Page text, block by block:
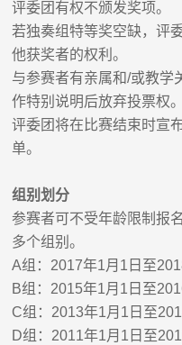
评委团有权不颁发奖项。
若独奏组特等奖空缺，评
他获奖者的权利。
与参赛者有亲属和/或教学
作特别说明后放弃投票权。
评委团将在比赛结束时宣
单。
组别划分
参赛者可不受年龄限制报
多个组别。
A组： 2017年1月 1 日至
B组： 2015年1月 1 日至
C组： 2013年1月 1 日至
D组： 2011年1月 1 日至